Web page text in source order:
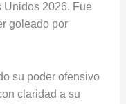
Unidos 2026. Fue
goleado por
su poder ofensivo
claridad a su